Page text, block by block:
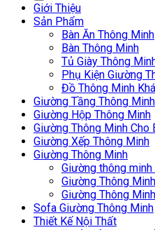
Giới Thiệu
Sản Phẩm
Bàn Ăn Thông Minh
Bàn Thông Minh
Tủ Giày Thông
Phụ Kiện Giường
Đồ Thông Minh
Giường Tầng Thông Minh
Giường Hộp Thông Minh
Giường Thông Minh Cho
Giường Xếp Thông Minh
Giường Thông Minh
Giường thông
Giường Thông
Giường Thông
Sofa Giường Thông Minh
Thiết Kế Nội Thất